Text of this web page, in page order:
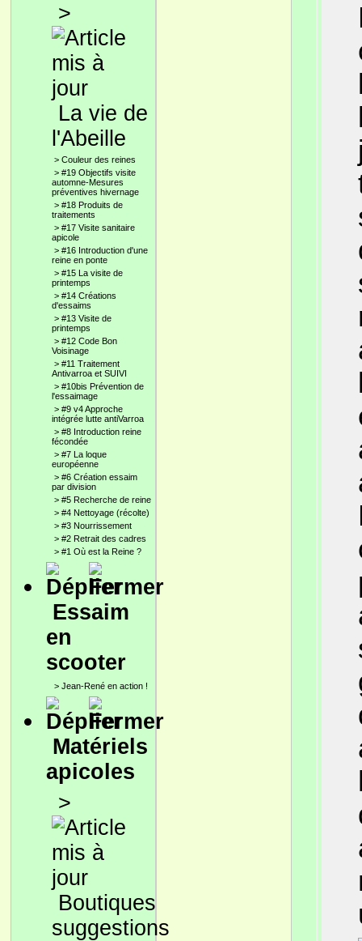
>
La vie de
l'Abeille
> Couleur des reines
> #19 Objectifs visite
automne-Mesures
préventives hivernage
> #18 Produits de
traitements
> #17 Visite sanitaire
apicole
> #16 Introduction d'une
reine en ponte
> #15 La visite de
printemps
> #14 Créations
d'essaims
> #13 Visite de
printemps
> #12 Code Bon
Voisinage
> #11 Traitement
Antivarroa et SUIVI
> #10bis Prévention de
l'essaimage
> #9 v4 Approche
intégrée lutte antiVarroa
> #8 Introduction reine
fécondée
> #7 La loque
européenne
> #6 Création essaim
par division
> #5 Recherche de reine
> #4 Nettoyage (récolte)
> #3 Nourrissement
> #2 Retrait des cadres
> #1 Où est la Reine ?
Essaim
en
scooter
> Jean-René en action !
Matériels
apicoles
>
Boutiques
suggestions